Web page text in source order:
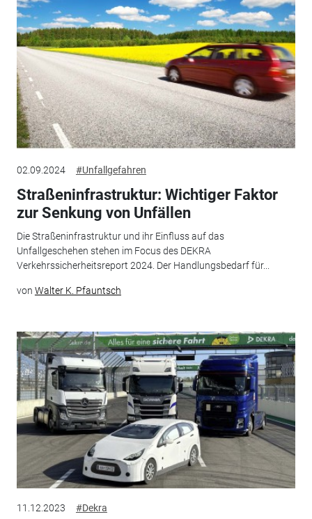
02.09.2024 #Unfallgefahren
Straßeninfrastruktur: Wichtiger Faktor
zur Senkung von Unfällen
Die Straßeninfrastruktur und ihr Einfluss auf das
Unfallgeschehen stehen im Focus des DEKRA
Verkehrssicherheitsreport 2024. Der Handlungsbedarf für...
von Walter K. Pfauntsch
11.12.2023 #Dekra